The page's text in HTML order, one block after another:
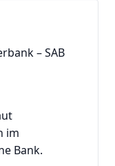
– SAB
im
Bank.